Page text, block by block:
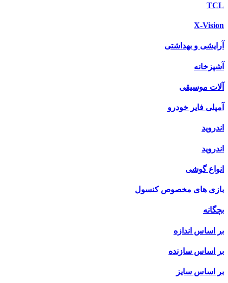
TCL
X-Vision
آرایشی و بهداشتی
آشپزخانه
آلات موسیقی
آمپلی فایر خودرو
اندروید
اندروید
انواع گوشی
بازی های مخصوص کنسول
بچگانه
بر اساس اندازه
بر اساس سازنده
بر اساس سایز